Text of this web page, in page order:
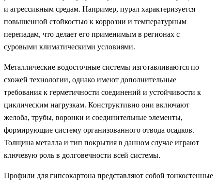
и агрессивным средам. Например, пурал характеризуется
повышенной стойкостью к коррозии и температурным
перепадам, что делает его применимым в регионах с
суровыми климатическими условиями.
Металлические водосточные системы изготавливаются по
схожей технологии, однако имеют дополнительные
требования к герметичности соединений и устойчивости к
циклическим нагрузкам. Конструктивно они включают
желоба, трубы, воронки и соединительные элементы,
формирующие систему организованного отвода осадков.
Толщина металла и тип покрытия в данном случае играют
ключевую роль в долговечности всей системы.
Профили для гипсокартона представляют собой тонкостенные